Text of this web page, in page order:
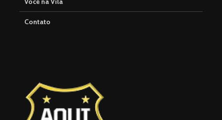
Contato